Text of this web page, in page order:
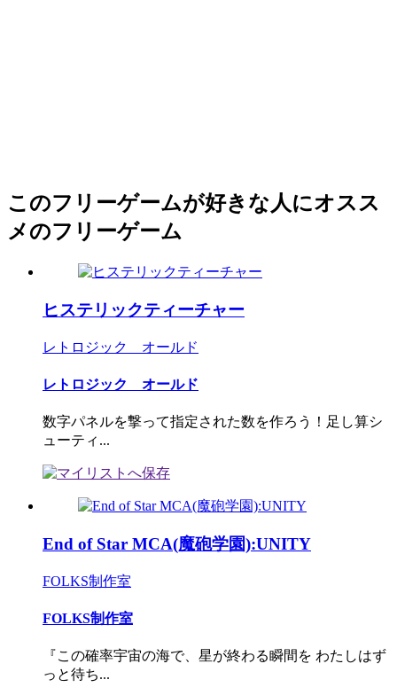
このフリーゲームが好きな人にオスス
メのフリーゲーム
ヒステリックティーチャー
レトロジック オールド
レトロジック オールド
数字パネルを撃って指定された数を作ろう！足し算シ
ューティ...
End of Star MCA(魔砲学園):UNITY
FOLKS制作室
FOLKS制作室
『この確率宇宙の海で、星が終わる瞬間を わたしはず
っと待ち...